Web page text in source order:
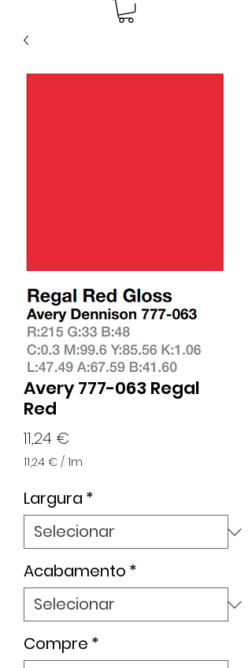
Avery 777-063 Regal
Red
11,24 €
11,24 € / 1m
por
1
metro
Largura *
Acabamento *
Compre *